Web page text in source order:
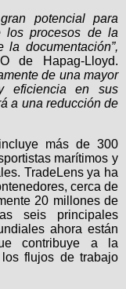
potencial para
los procesos de la
documentación”,
de Hapag-Lloyd.
de una mayor
eficiencia en sus
a una reducción de
más de 300
marítimos y
TradeLens ya ha
cerca de
20 millones de
seis principales
ahora están
contribuye a la
flujos de trabajo